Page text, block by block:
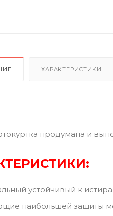
ХАРАКТЕРИСТИКИ
продумана и
устойчивый к
наибольшей защиты